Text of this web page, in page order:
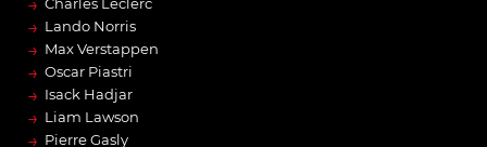
→ Lando Norris
→ Max Verstappen
→ Oscar Piastri
→ Isack Hadjar
→ Liam Lawson
→ Pierre Gasly